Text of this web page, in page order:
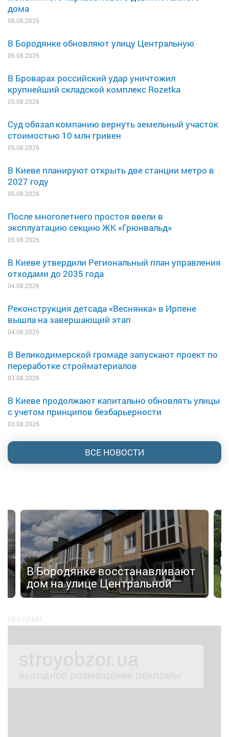
дома
06.08.2026
В Бородянке обновляют улицу Центральную
06.08.2026
В Броварах российский удар уничтожил
крупнейший складской комплекс Rozetka
05.08.2026
Суд обязал компанию вернуть земельный участок
стоимостью 10 млн гривен
05.08.2026
В Киеве планируют открыть две станции метро в
2027 году
05.08.2026
После многолетнего простоя ввели в
эксплуатацию секцию ЖК «Грюнвальд»
05.08.2026
В Киеве утвердили Региональный план управления
отходами до 2035 года
04.08.2026
Реконструкция детсада «Веснянка» в Ирпене
вышла на завершающий этап
04.08.2026
В Великодимерской громаде запускают проект по
переработке стройматериалов
03.08.2026
В Киеве продолжают капитально обновлять улицы
с учетом принципов безбарьерности
03.08.2026
ВСЕ НОВОСТИ
В Бородянке восстанавливают
дом на улице Центральной